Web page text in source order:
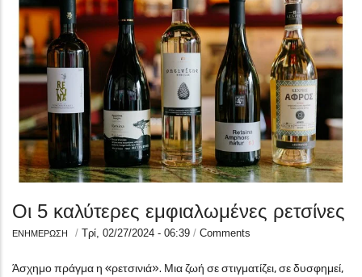
Οι 5 καλύτερες εμφιαλωμένες ρετσίνες
ΕΝΗΜΕΡΩΣΗ / Τρί, 02/27/2024 - 06:39 / Comments
Άσχημο πράγμα η «ρετσινιά». Μια ζωή σε στιγματίζει, σε δυσφημεί,